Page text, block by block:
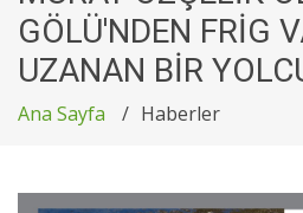
GÖLÜ'NDEN FRİG
UZANAN BİR
Ana Sayfa Haberler